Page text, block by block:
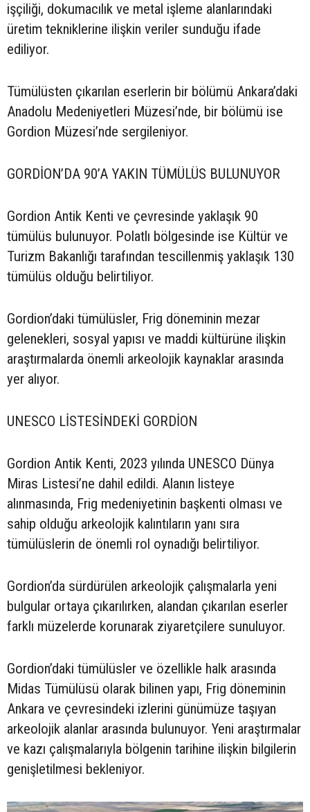
işçiliği, dokumacılık ve metal işleme alanlarındaki
üretim tekniklerine ilişkin veriler sunduğu ifade
ediliyor.
Tümülüsten çıkarılan eserlerin bir bölümü Ankara’daki
Anadolu Medeniyetleri Müzesi’nde, bir bölümü ise
Gordion Müzesi’nde sergileniyor.
GORDİON’DA 90’A YAKIN TÜMÜLÜS BULUNUYOR
Gordion Antik Kenti ve çevresinde yaklaşık 90
tümülüs bulunuyor. Polatlı bölgesinde ise Kültür ve
Turizm Bakanlığı tarafından tescillenmiş yaklaşık 130
tümülüs olduğu belirtiliyor.
Gordion’daki tümülüsler, Frig döneminin mezar
gelenekleri, sosyal yapısı ve maddi kültürüne ilişkin
araştırmalarda önemli arkeolojik kaynaklar arasında
yer alıyor.
UNESCO LİSTESİNDEKİ GORDİON
Gordion Antik Kenti, 2023 yılında UNESCO Dünya
Miras Listesi’ne dahil edildi. Alanın listeye
alınmasında, Frig medeniyetinin başkenti olması ve
sahip olduğu arkeolojik kalıntıların yanı sıra
tümülüslerin de önemli rol oynadığı belirtiliyor.
Gordion’da sürdürülen arkeolojik çalışmalarla yeni
bulgular ortaya çıkarılırken, alandan çıkarılan eserler
farklı müzelerde korunarak ziyaretçilere sunuluyor.
Gordion’daki tümülüsler ve özellikle halk arasında
Midas Tümülüsü olarak bilinen yapı, Frig döneminin
Ankara ve çevresindeki izlerini günümüze taşıyan
arkeolojik alanlar arasında bulunuyor. Yeni araştırmalar
ve kazı çalışmalarıyla bölgenin tarihine ilişkin bilgilerin
genişletilmesi bekleniyor.